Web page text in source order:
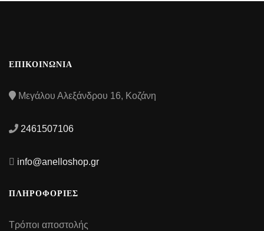
ΕΠΙΚΟΙΝΩΝΙΑ
Μεγάλου Αλεξάνδρου 16, Κοζάνη
2461507106
info@anelloshop.gr
ΠΛΗΡΟΦΟΡΙΕΣ
Τρόποι αποστολής